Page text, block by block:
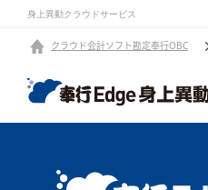
身上異動クラウドサービス
クラウド会計ソフト勘定奉行OBC